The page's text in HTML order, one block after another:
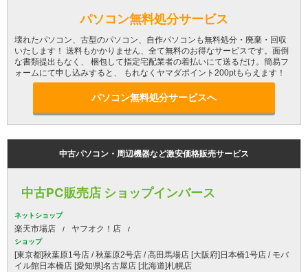
パソコン無料処分サービス
壊れたパソコン、古型のパソコン、自作パソコンも無料処分・廃棄・回収
いたします！ 送料もかかりません、全て無料のお得なサービスです。面倒
な書類提出もなく、 梱包して指定宅配業者の着払いにて送るだけ。簡易フ
ォームにて申し込みすると、 もれなくヤマダポイント200ptもらえます！
パソコン無料処分サービスへ
中古パソコン・周辺機器など激安価格販売サービス
中古PC販売店 ショップインバース
ネットショップ
楽天市場店 ヤフオク！店
ショップ
[東京都]秋葉原1号店 / 秋葉原2号店 / 高田馬場店 [大阪府]日本橋1号店 / モバ
イル館日本橋店 [愛知県]名古屋店 [北海道]札幌店